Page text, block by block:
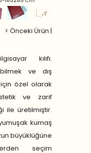
< Önceki Ürün |
kılıfı.
ve dış
özel olarak
ve zarif
ile üretilmiştir.
kumaş
büyüklüğüne
seçim